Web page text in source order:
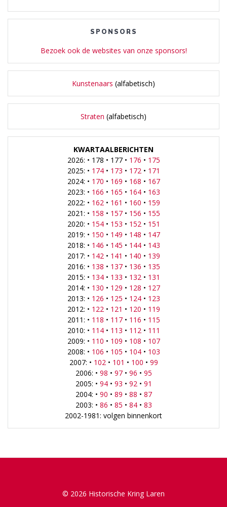
SPONSORS
Bezoek ook de websites van onze sponsors!
Kunstenaars (alfabetisch)
Straten (alfabetisch)
KWARTAALBERICHTEN
2026: • 178 • 177 • 176 • 175
2025: • 174• 173 • 172 • 171
2024: • 170 • 169 • 168 • 167
2023: • 166 • 165 • 164• 163
2022: • 162 • 161 • 160 • 159
2021: • 158 • 157• 156 • 155
2020: • 154• 153 • 152 • 151
2019: • 150 • 149 • 148 • 147
2018: • 146 • 145 • 144• 143
2017: • 142 • 141 • 140 • 139
2016: • 138 • 137• 136 • 135
2015: • 134• 133 • 132 • 131
2014: • 130 • 129 • 128 • 127
2013: • 126 • 125 • 124• 123
2012: • 122 • 121 • 120 • 119
2011: • 118 • 117• 116 • 115
2010: • 114• 113 • 112 • 111
2009: • 110 • 109 • 108 • 107
2008: • 106 • 105 • 104• 103
2007: • 102 • 101 • 100 • 99
2006: • 98 • 97• 96 • 95
2005: • 94• 93 • 92 • 91
2004: • 90 • 89 • 88 • 87
2003: • 86 • 85 • 84• 83
2002-1981: volgen binnenkort
© 2026 Historische Kring Laren